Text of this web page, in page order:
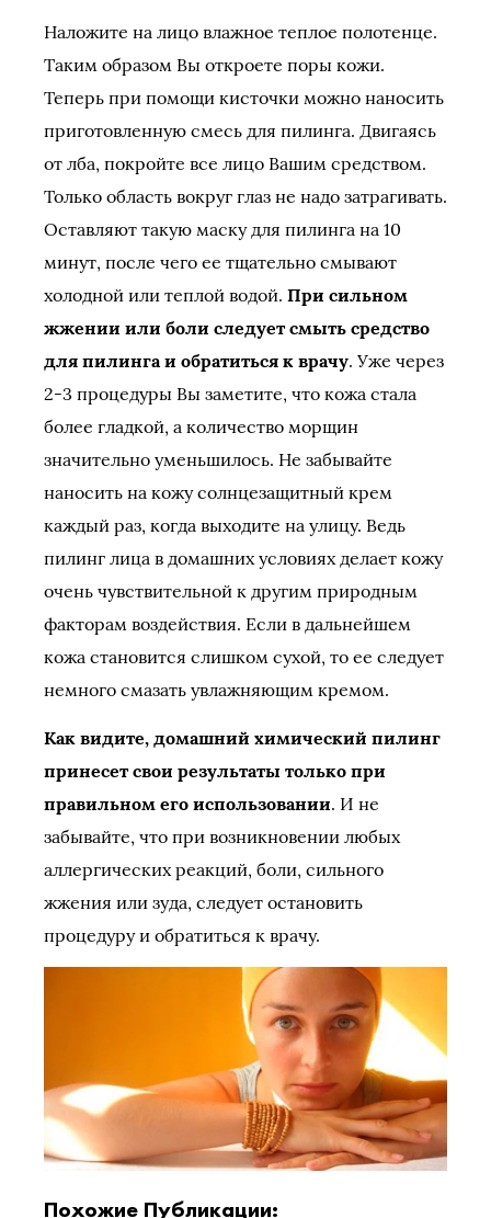
Наложите на лицо влажное теплое полотенце.
Таким образом Вы откроете поры кожи.
Теперь при помощи кисточки можно наносить
приготовленную смесь для пилинга. Двигаясь
от лба, покройте все лицо Вашим средством.
Только область вокруг глаз не надо затрагивать.
Оставляют такую маску для пилинга на 10
минут, после чего ее тщательно смывают
холодной или теплой водой. При сильном
жжении или боли следует смыть средство
для пилинга и обратиться к врачу. Уже через
2-3 процедуры Вы заметите, что кожа стала
более гладкой, а количество морщин
значительно уменьшилось. Не забывайте
наносить на кожу солнцезащитный крем
каждый раз, когда выходите на улицу. Ведь
пилинг лица в домашних условиях делает кожу
очень чувствительной к другим природным
факторам воздействия. Если в дальнейшем
кожа становится слишком сухой, то ее следует
немного смазать увлажняющим кремом.
Как видите, домашний химический пилинг
принесет свои результаты только при
правильном его использовании. И не
забывайте, что при возникновении любых
аллергических реакций, боли, сильного
жжения или зуда, следует остановить
процедуру и обратиться к врачу.
Похожие Публикации: